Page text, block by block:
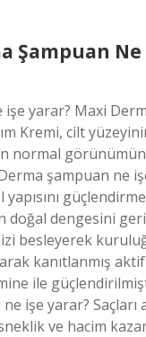
Şampuan
işe yarar? Maxi
Kremi, cilt
normal
şampuan ne
doğal dengesini geri
besleyerek
kanıtlanmış
ile
ne işe yarar? Saçları
ve hacim